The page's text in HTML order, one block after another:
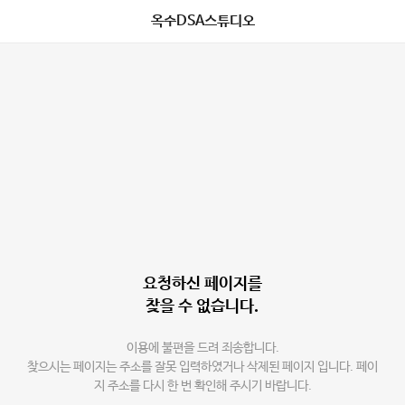
옥수DSA스튜디오
요청하신 페이지를
찾을 수 없습니다.
이용에 불편을 드려 죄송합니다.
찾으시는 페이지는 주소를 잘못 입력하였거나 삭제된 페이지 입니다. 페이
지 주소를 다시 한 번 확인해 주시기 바랍니다.